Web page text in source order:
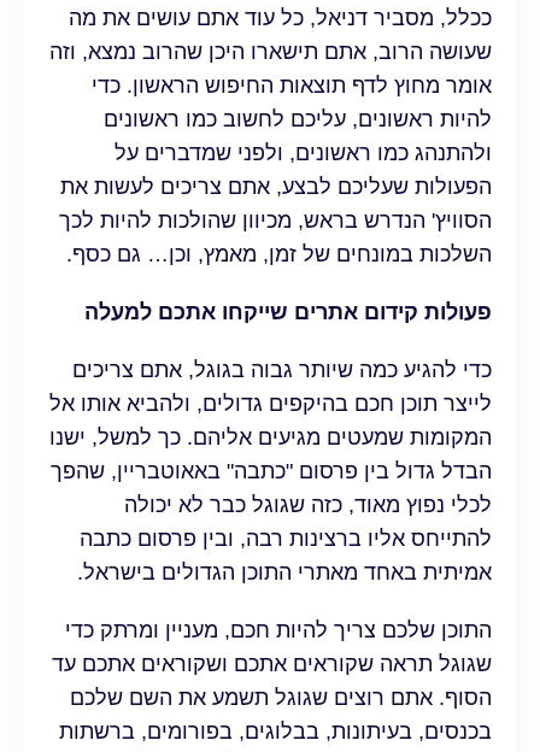
ככלל, מסביר דניאל, כל עוד אתם עושים את מה
שעושה הרוב, אתם תישארו היכן שהרוב נמצא, וזה
אומר מחוץ לדף תוצאות החיפוש הראשון. כדי
להיות ראשונים, עליכם לחשוב כמו ראשונים
ולהתנהג כמו ראשונים, ולפני שמדברים על
הפעולות שעליכם לבצע, אתם צריכים לעשות את
הסוויץ' הנדרש בראש, מכיוון שהולכות להיות לכך
השלכות במונחים של זמן, מאמץ, וכן… גם כסף.
פעולות קידום אתרים שייקחו אתכם למעלה
כדי להגיע כמה שיותר גבוה בגוגל, אתם צריכים
לייצר תוכן חכם בהיקפים גדולים, ולהביא אותו אל
המקומות שמעטים מגיעים אליהם. כך למשל, ישנו
הבדל גדול בין פרסום "כתבה" באאוטבריין, שהפך
לכלי נפוץ מאוד, כזה שגוגל כבר לא יכולה
להתייחס אליו ברצינות רבה, ובין פרסום כתבה
אמיתית באחד מאתרי התוכן הגדולים בישראל.
התוכן שלכם צריך להיות חכם, מעניין ומרתק כדי
שגוגל תראה שקוראים אתכם ושקוראים אתכם עד
הסוף. אתם רוצים שגוגל תשמע את השם שלכם
בכנסים, בעיתונות, בבלוגים, בפורומים, ברשתות